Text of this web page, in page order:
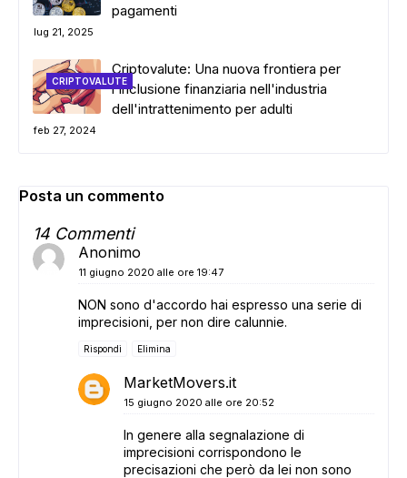
pagamenti
lug 21, 2025
CRIPTOVALUTE
Criptovalute: Una nuova frontiera per
l'inclusione finanziaria nell'industria
dell'intrattenimento per adulti
feb 27, 2024
Posta un commento
14 Commenti
Anonimo
11 giugno 2020 alle ore 19:47
NON sono d'accordo hai espresso una serie di
imprecisioni, per non dire calunnie.
Rispondi Elimina
MarketMovers.it
15 giugno 2020 alle ore 20:52
In genere alla segnalazione di
imprecisioni corrispondono le
precisazioni che però da lei non sono